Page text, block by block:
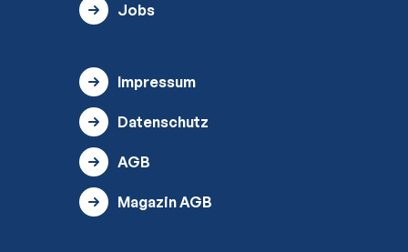
Jobs
Impressum
Datenschutz
AGB
Magazin AGB